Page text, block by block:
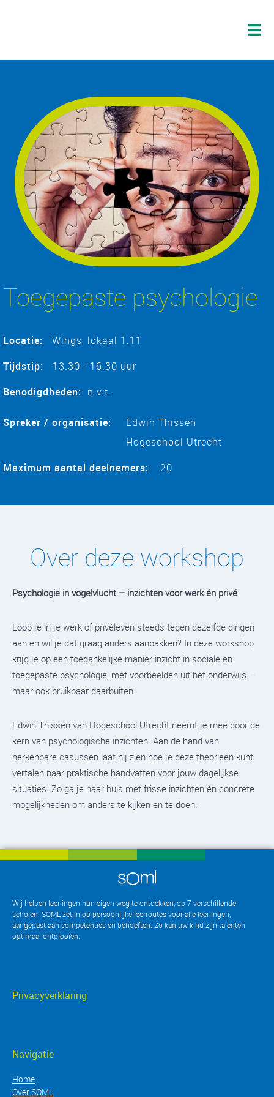
Toegepaste psychologie
Locatie:
Wings, lokaal 1.11
Tijdstip:
13.30 - 16.30 uur
Benodigdheden: n.v.t.
Spreker / organisatie:
Edwin Thissen
Hogeschool Utrecht
Maximum aantal deelnemers:
20
Over deze workshop
Psychologie in vogelvlucht – inzichten voor werk én privé
Loop je in je werk of privéleven steeds tegen dezelfde dingen
aan en wil je dat graag anders aanpakken? In deze workshop
krijg je op een toegankelijke manier inzicht in sociale en
toegepaste psychologie, met voorbeelden uit het onderwijs –
maar ook bruikbaar daarbuiten.
Edwin Thissen van Hogeschool Utrecht neemt je mee door de
kern van psychologische inzichten. Aan de hand van
herkenbare casussen laat hij zien hoe je deze theorieën kunt
vertalen naar praktische handvatten voor jouw dagelijkse
situaties. Zo ga je naar huis met frisse inzichten én concrete
mogelijkheden om anders te kijken en te doen.
Wij helpen leerlingen hun eigen weg te ontdekken, op 7 verschillende
scholen. SOML zet in op persoonlijke leerroutes voor alle leerlingen,
aangepast aan competenties en behoeften. Zo kan uw kind zijn talenten
optimaal ontplooien
Privacyverklaring
Navigatie
Home
Over SOML